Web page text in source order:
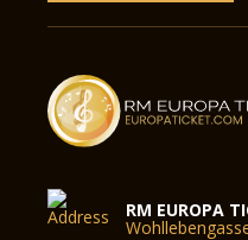
RM EUROPA